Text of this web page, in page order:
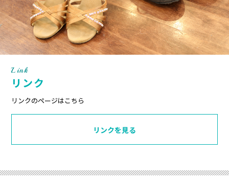
Link
リンク
リンクのページはこちら
リンクを見る